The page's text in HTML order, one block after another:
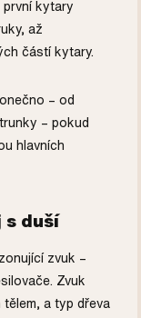
první kytary
až
částí kytary.
– od
– pokud
hlavních
duší
zvuk –
Zvuk
tělem, a typ dřeva